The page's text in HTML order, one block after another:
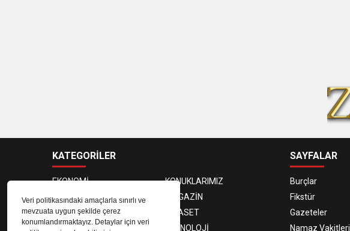
Veri politikasındaki amaçlarla sınırlı ve
mevzuata uygun şekilde çerez
konumlandırmaktayız. Detaylar için veri
KATEGORİLER
EKONOMİ
KONUKLARIMIZ
PROGRAMCILAR
MAGAZİN
SAĞLIK
SİYASET
SPOR
TEKNOLOJİ
SAYFALAR
Burçlar
Fikstür
Gazeteler
Namaz Vakitleri